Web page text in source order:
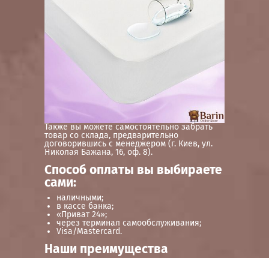
Также вы можете самостоятельно забрать
товар со склада, предварительно
договорившись с менеджером (г. Киев, ул.
Николая Бажана, 16, оф. 8).
Способ оплаты вы выбираете
сами:
наличными;
в кассе банка;
«Приват 24»;
через терминал самообслуживания;
Visa/Mastercard.
Наши преимущества